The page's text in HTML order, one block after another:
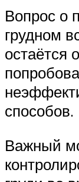
Вопрос о
грудном
остаётся
способов.
Важный